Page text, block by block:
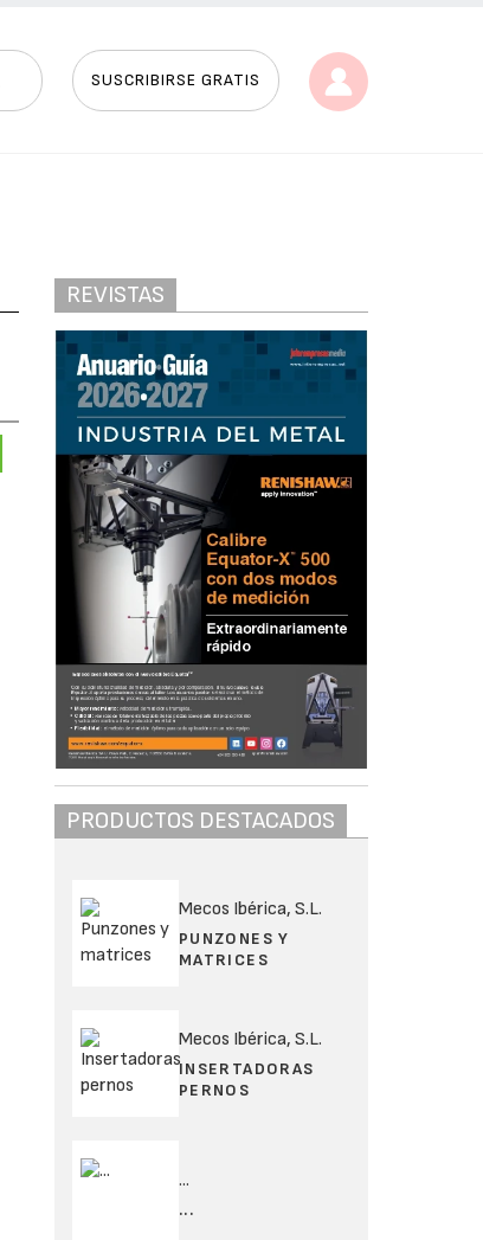
SUSCRIBIRSE GRATIS
REVISTAS
PRODUCTOS DESTACADOS
Mecos Ibérica, S.L.
PUNZONES Y
MATRICES
Mecos Ibérica, S.L.
INSERTADORAS
PERNOS
...
...